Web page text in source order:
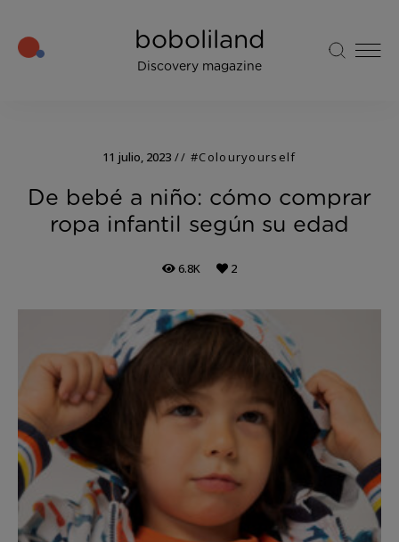
boboliland
Discovery magazine
11 julio, 2023 #Colouryourself
De bebé a niño: cómo comprar
ropa infantil según su edad
6.8K 2